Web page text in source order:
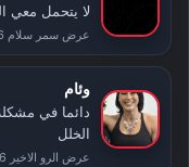
لا يتحمل معي
عرض سمر سلام SummerSlam 2026 الليلة الثانية كامل مترجم
وئام
دائما في
الخلل
عرض الرو الاخير 3/8/2026 كامل مترجم